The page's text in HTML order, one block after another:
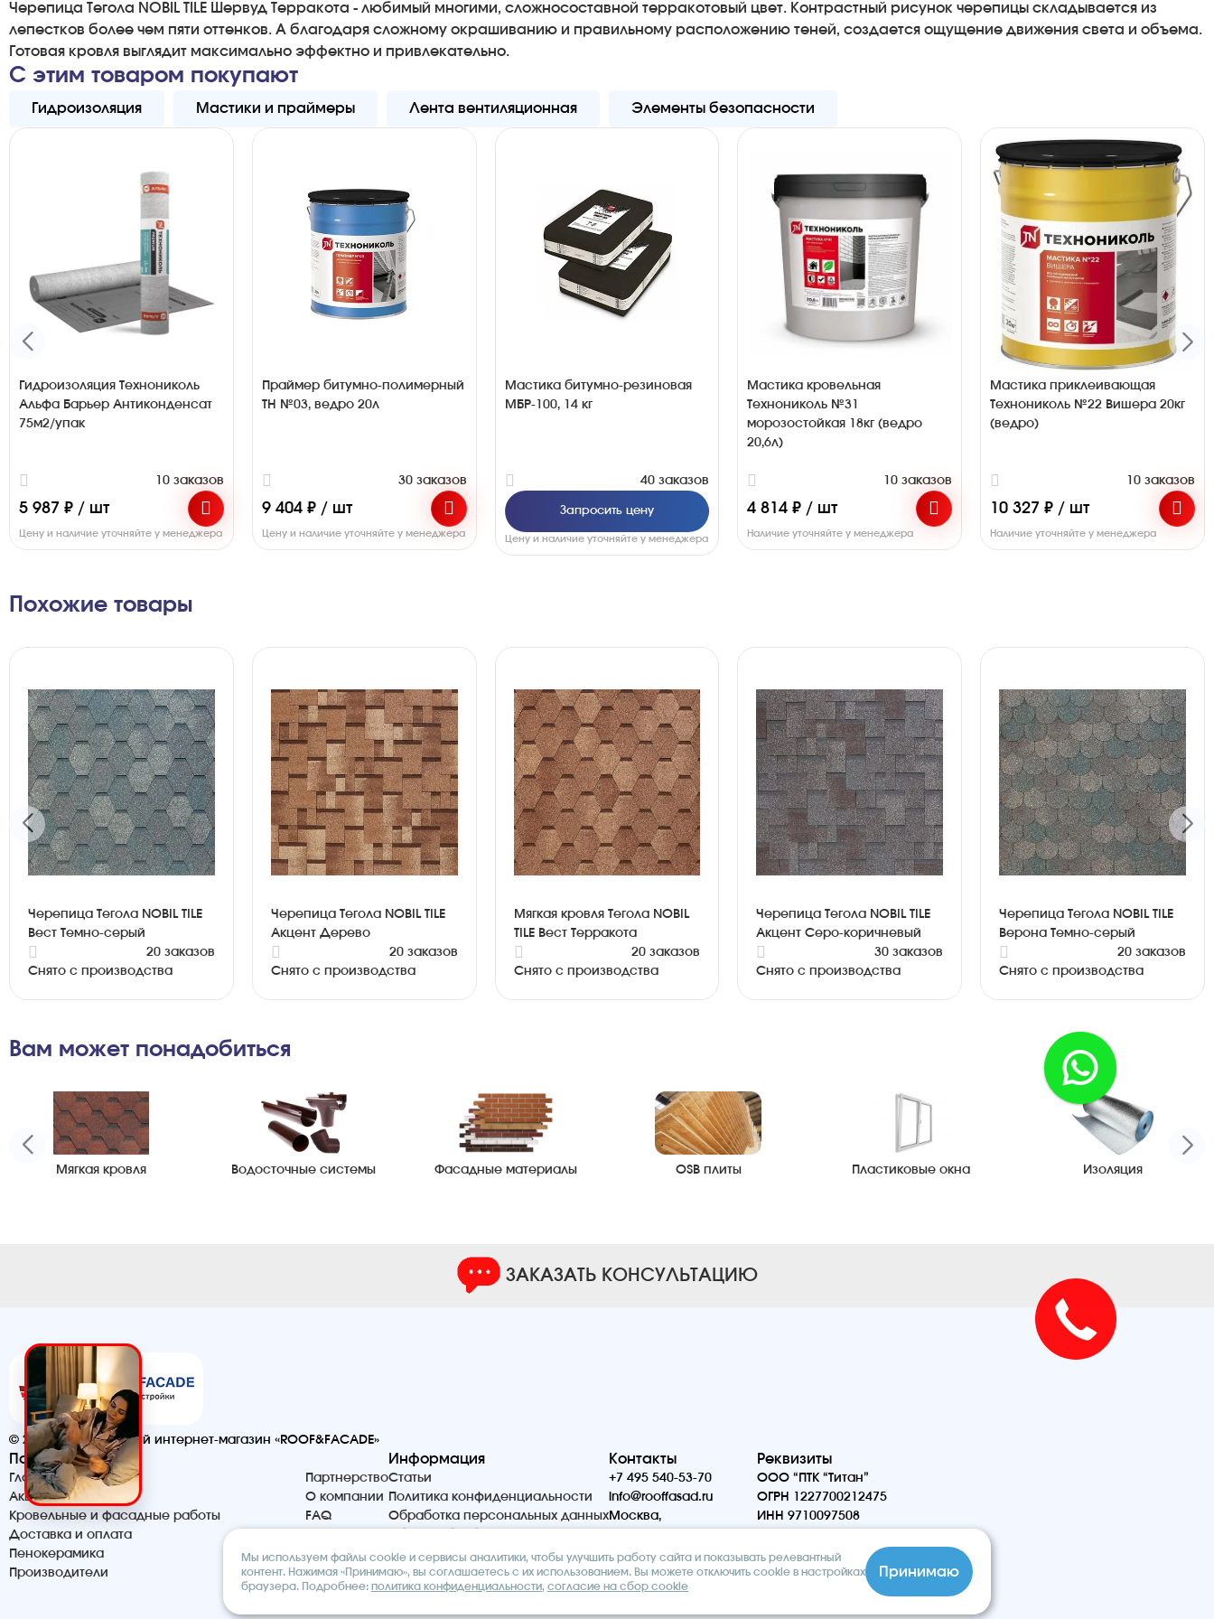
Черепица Тегола NOBIL TILE Шервуд Терракота - любимый многими, сложносоставной терракотовый цвет. Контрастный рисунок черепицы складывается из
лепестков более чем пяти оттенков. А благодаря сложному окрашиванию и правильному расположению теней, создается ощущение движения света и объема.
Готовая кровля выглядит максимально эффектно и привлекательно.
С этим товаром покупают
Гидроизоляция Мастики и праймеры Лента вентиляционная Элементы безопасности
Гидроизоляция Технониколь
Альфа Барьер Антиконденсат
75м2/упак
10 заказов
5 987 ₽ / шт
Цену и наличие уточняйте у менеджера
Праймер битумно-полимерный
ТН №03, ведро 20л
30 заказов
9 404 ₽ / шт
Цену и наличие уточняйте у менеджера
Мастика битумно-резиновая
МБР-100, 14 кг
40 заказов
Запросить цену
Цену и наличие уточняйте у менеджера
Мастика кровельная
Технониколь №31
морозостойкая 18кг (ведро
20,6л)
10 заказов
4 814 ₽ / шт
Наличие уточняйте у менеджера
Мастика приклеивающая
Технониколь №22 Вишера 20кг
(ведро)
10 заказов
10 327 ₽ / шт
Наличие уточняйте у менеджера
Похожие товары
Черепица Тегола NOBIL TILE
Вест Темно-серый
20 заказов
Снято с производства
Черепица Тегола NOBIL TILE
Акцент Дерево
20 заказов
Снято с производства
Мягкая кровля Тегола NOBIL
TILE Вест Терракота
20 заказов
Снято с производства
Черепица Тегола NOBIL TILE
Акцент Серо-коричневый
30 заказов
Снято с производства
Черепица Тегола NOBIL TILE
Верона Темно-серый
20 заказов
Снято с производства
Вам может понадобиться
Мягкая кровля Водосточные системы Фасадные материалы OSB плиты Пластиковые окна Изоляция
ЗАКАЗАТЬ КОНСУЛЬТАЦИЮ
© 2026. Строительный интернет-магазин «ROOF&FACADE»
Помощь
Главная
Акции и скидки
Кровельные и фасадные работы
Доставка и оплата
Партнерство
О компании
FAQ
Пенокерамика
Производители
Информация
Статьи
Политика конфиденциальности
Обработка персональных данных
Контакты
+7 495 540-53-70
info@rooffasad.ru
Москва,
142, офис 606, 6 этаж
Реквизиты
ООО “ПТК “Титан”
ОГРН 1227700212475
ИНН 9710097508
Мы используем файлы cookie и сервисы аналитики, чтобы улучшить работу сайта и показывать релевантный
контент. Нажимая «Принимаю», вы соглашаетесь с их использованием. Вы можете отключить cookie в настройках
браузера. Подробнее: политика конфиденциальности, согласие на сбор cookie
Принимаю